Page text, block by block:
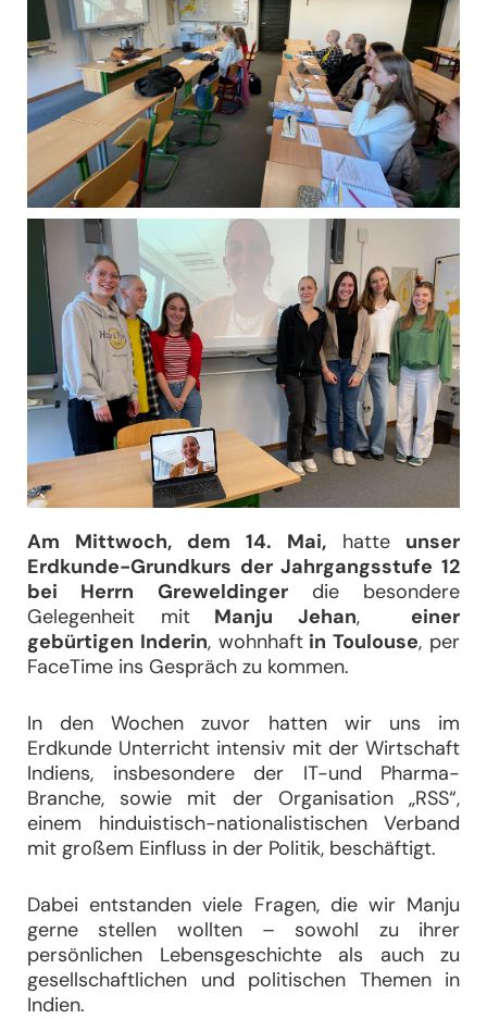
Am Mittwoch, dem 14. Mai, hatte unser
Erdkunde-Grundkurs der Jahrgangsstufe 12
bei Herrn Greweldingerdie besondere
Gelegenheit mitManju Jehan, einer
gebürtigen Inderin, wohnhaftin Toulouse, per
FaceTime ins Gespräch zu kommen.
In den Wochen zuvor hatten wir uns im
Erdkunde Unterricht intensiv mit der Wirtschaft
Indiens, insbesondere der IT-und Pharma-
Branche, sowie mit der Organisation „RSS“,
einem hinduistisch-nationalistischen Verband
mit großem Einfluss in der Politik, beschäftigt.
Dabei entstanden viele Fragen, die wir Manju
gerne stellen wollten – sowohl zu ihrer
persönlichen Lebensgeschichte als auch zu
gesellschaftlichen und politischen Themen in
Indien.